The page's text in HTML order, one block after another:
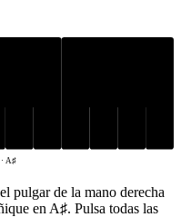
A♯
pulgar de la mano derecha
en A♯. Pulsa todas las